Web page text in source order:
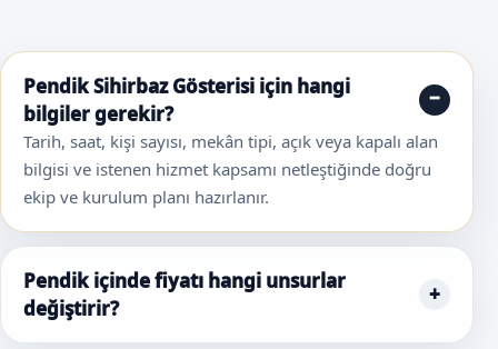
Pendik Sihirbaz Gösterisi için hangi
bilgiler gerekir?
Tarih, saat, kişi sayısı, mekân tipi, açık veya kapalı alan
bilgisi ve istenen hizmet kapsamı netleştiğinde doğru
ekip ve kurulum planı hazırlanır.
Pendik içinde fiyatı hangi unsurlar
değiştirir?